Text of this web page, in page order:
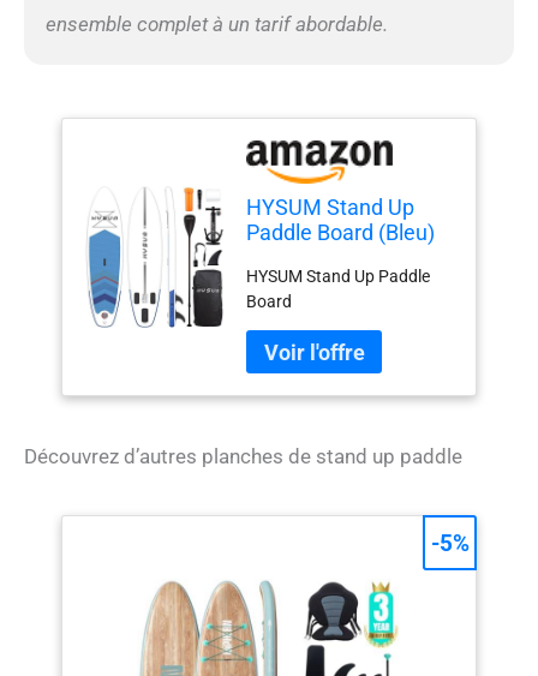
ensemble complet à un tarif abordable.
HYSUM Stand Up
Paddle Board (Bleu)
HYSUM Stand Up Paddle
Board
Découvrez d’autres planches de stand up paddle
-5%